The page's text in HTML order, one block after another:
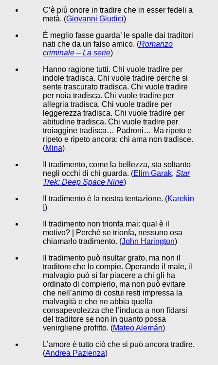
C’è più onore in tradire che in esser fedeli a
metà. (Giovanni Giudici)
È meglio fasse guarda’ le spalle dai traditori
nati che da un falso amico. (Romanzo
criminale – La serie)
Hanno ragione tutti. Chi vuole tradire per
indole tradisca. Chi vuole tradire perche si
sente trascurato tradisca. Chi vuole tradire
per noia tradisca. Chi vuole tradire per
allegria tradisca. Chi vuole tradire per
leggerezza tradisca. Chi vuole tradire per
abitudine tradisca. Chi vuole tradire per
troiaggine tradisca… Padroni… Ma ripeto e
ripeto e ripeto ancora: chi ama non tradisce.
(Mina)
Il tradimento, come la bellezza, sta soltanto
negli occhi di chi guarda. (Elim Garak, Star
Trek: Deep Space Nine)
Il tradimento è la nostra tentazione. (Karekin
)
Il tradimento non trionfa mai: qual è il
motivo? | Perché se trionfa, nessuno osa
chiamarlo tradimento. (John Harington)
Il tradimento può risultar grato, ma non il
traditore che lo compie. Operando il male, il
malvagio può sì far piacere a chi gli ha
ordinato di compierlo, ma non può evitare
che nell’animo di costui resti impressa la
malvagità e che ne abbia quella
consapevolezza che l’induca a non fidarsi
del traditore se non in quanto possa
venirgliene profitto. (Mateo Alemán)
L’amore è tutto ciò che si può ancora tradire.
(Andrea Pazienza)